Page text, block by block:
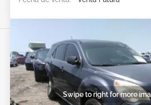
Swipe to right for more